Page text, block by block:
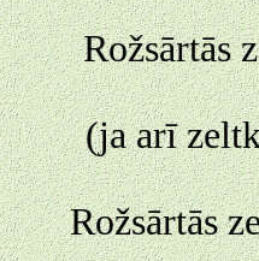
Rožsārtās
(ja arī
Rožsārtās